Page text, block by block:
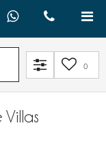
0
Villas